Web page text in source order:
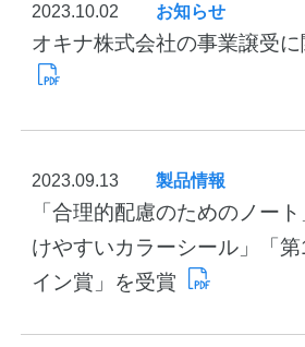
オキナ株式会社の事業譲受
2023.10.02 お知らせ
「合理的配慮のためのノー
けやすいカラーシール」「
イン賞」を受賞
2023.09.13 製品情報